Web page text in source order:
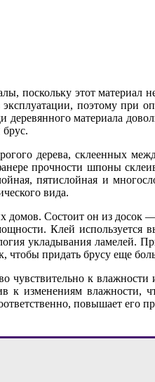
поскольку этот материал
поэтому при
материала
брус.
дерева, склеенных
прочности шпоны
пятислойная и
вида.
домов. Состоит он из
Клей используется
укладывания ламелей.
чтобы придать брусу еще
чувствительно к
к изменениям влажности,
повышает его